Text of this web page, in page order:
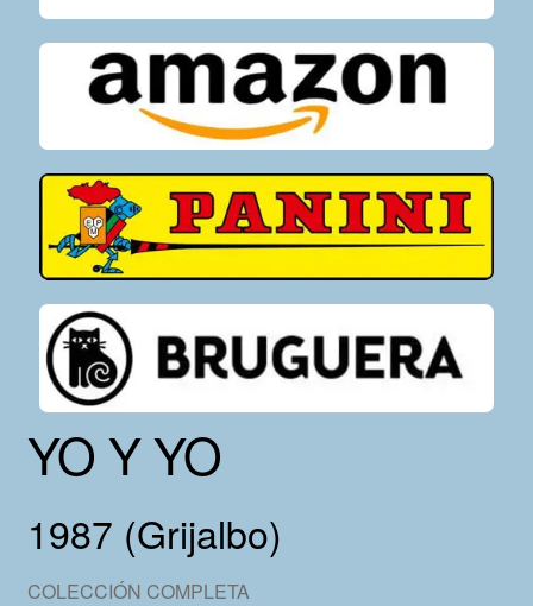
YO Y YO
1987 (Grijalbo)
COLECCIÓN COMPLETA